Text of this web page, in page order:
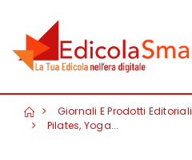
Giornali E Prodotti Editoriali
Pilates, Yoga...